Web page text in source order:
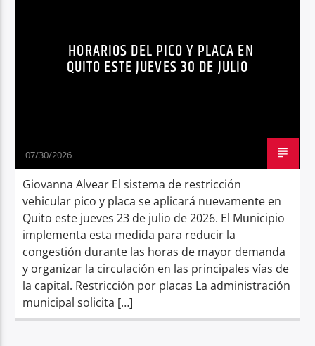
HORARIOS DEL PICO Y PLACA EN
QUITO ESTE JUEVES 30 DE JULIO
07/30/2026
Giovanna Alvear El sistema de restricción
vehicular pico y placa se aplicará nuevamente en
Quito este jueves 23 de julio de 2026. El Municipio
implementa esta medida para reducir la
congestión durante las horas de mayor demanda
y organizar la circulación en las principales vías de
la capital. Restricción por placas La administración
municipal solicita […]